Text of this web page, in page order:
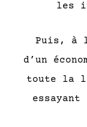
les
Puis, à
d’un
toute la